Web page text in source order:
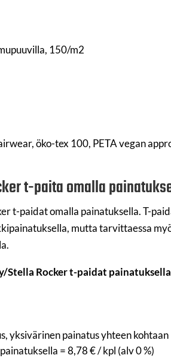
150/m2
öko-tex 100, PETA vegan
t-paita omalla
t-paidat omalla painatuksella. T-
mutta tarvittaessa
Stella Rocker t-paidat
yksivärinen painatus yhteen kohtaan
= 8,78 € / kpl (alv 0 %)